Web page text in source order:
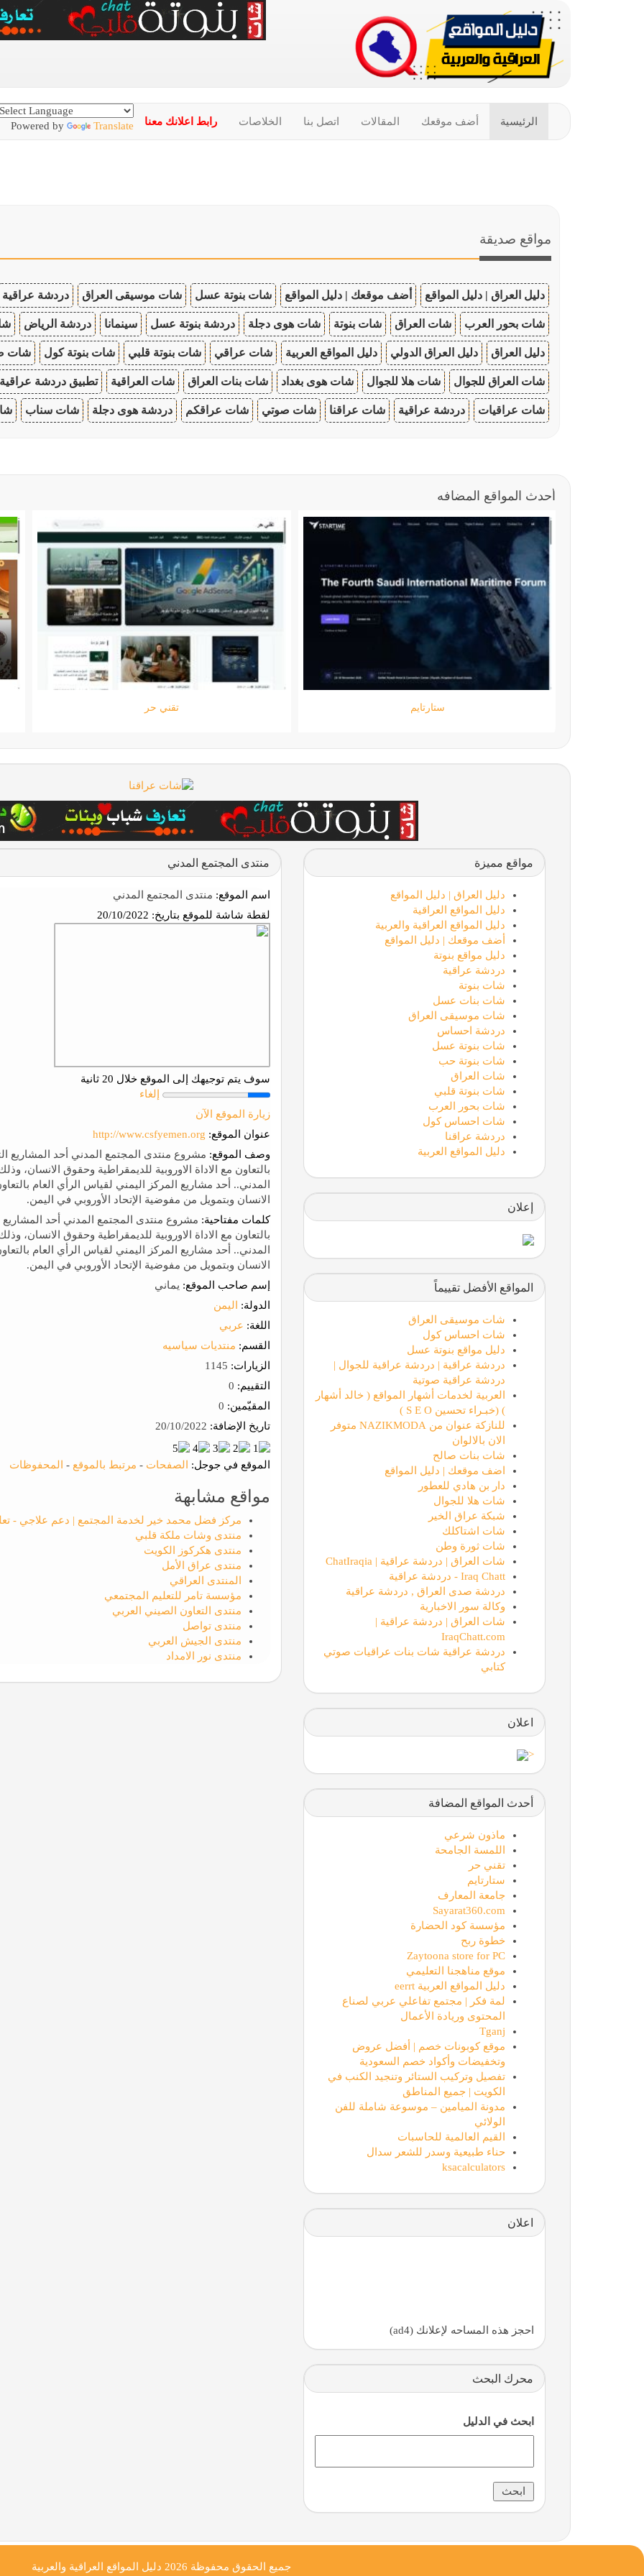
الرئيسية أضف موقعك المقالات اتصل بنا الخلاصات رابط اعلانك معنا Powered by Translate
مواقع صديقة
دليل العراق | دليل المواقع أضف موقعك | دليل المواقع شات بنوتة عسل شات موسيقى العراق دردشة عراقية
شات بحور العرب شات العراق شات بنوتة شات هوى دجلة دردشة بنوتة عسل سينمانا دردشة الرياض
دليل العراق دليل العراق الدولي دليل المواقع العربية شات عراقي شات بنوتة قلبي شات بنوتة كول شات
شات العراق للجوال شات هلا للجوال شات هوى بغداد شات بنات العراق شات العراقية تطبيق دردشة عراقية
شات عراقيات دردشة عراقية شات عراقنا شات صوتي شات عراقكم دردشة هوى دجلة شات سناب
أحدث المواقع المضافه
ستارتايم جامعة المعارف
منتدى المجتمع المدني
اسم الموقع: منتدى المجتمع المدني
لقطة شاشة للموقع بتاريخ:
سوف يتم توجيهك إلى الموقع خلال 20 ثانية
إلغاء
زيارة الموقع الآن
عنوان الموقع: http://www.csfyemen.org
وصف الموقع: مشروع منتدى المجتمع المدني أحد المشاريع
المدني.. أحد مشاريع المركز اليمني لقياس الرأي العام
الانسان وبتمويل من مفوضية الإتحاد الأوروبي في اليمن.
كلمات مفتاحية: مشروع منتدى المجتمع المدني أحد المشاريع
المدني.. أحد مشاريع المركز اليمني لقياس الرأي العام
الانسان وبتمويل من مفوضية الإتحاد الأوروبي في اليمن.
إسم صاحب الموقع: يماني
الدولة:
اليمن
اللغة: عربي
القسم: منتديات سياسيه
الزيارات:
التقييم:
المقيّمين:
تاريخ الإضافة:
الموقع في جوجل: الصفحات - مرتبط بالموقع - المحفوظات
مواقع مشابهة
مركز فضل محمد خير لخدمة المجتمع | دعم علاجي -
منتدى وشات ملكة قلبي
منتدى هكركوز الكويت
منتدى عراق الأمل
المنتدى العراقي
مؤسسة تامر للتعليم المجتمعي
منتدى التعاون الصيني العربي
منتدى تواصل
منتدى الجيش العربي
منتدى نور الامداد
مواقع مميزة
دليل العراق | دليل المواقع
دليل المواقع العراقية
دليل المواقع العراقية والعربية
أضف موقعك | دليل المواقع
دليل مواقع بنوتة
دردشة عراقية
شات بنوتة
شات بنات عسل
شات موسيقى العراق
دردشة احساس
شات بنوتة عسل
شات بنوتة حب
شات العراق
شات بنوتة قلبي
شات بحور العرب
شات احساس كول
دردشة عراقنا
دليل المواقع العربية
إعلان
المواقع الأفضل تقييماً
شات موسيقى العراق
شات احساس كول
دليل مواقع بنوتة عسل
دردشة عراقية | دردشة عراقية للجوال |
دردشة عراقية صوتية
العربية لخدمات أشهار المواقع ( خالد أشهار
) (خبـراء تحسين S E O )
للنازكة عنوان من NAZIKMODA متوفر
الان بالالوان
شات بنات صالح
اضف موقعك | دليل المواقع
دار بن هادي للعطور
شات هلا للجوال
شبكة عراق الخير
شات اشتاكلك
شات ثورة وطن
شات العراق | دردشة عراقية | ChatIraqia
Iraq Chatt - دردشة عراقية
دردشة صدى العراق , دردشة عراقية
وكالة سور الاخبارية
شات العراق | دردشة عراقية |
IraqChatt.com
دردشة عراقية شات بنات عراقيات صوتي
كتابي
اعلان
<
أحدث المواقع المضافة
ماذون شرعي
اللمسة الجامحة
تقني حر
ستارتايم
جامعة المعارف
Sayarat360.com
مؤسسة كود الحضارة
خطوة ربح
Zaytoona store for PC
موقع مناهجنا التعليمي
دليل المواقع العربية eerrt
لمة فكر | مجتمع تفاعلي عربي لصناع
المحتوى وريادة الأعمال
Tganj
موقع كوبونات خصم | أفضل عروض
وتخفيضات وأكواد خصم السعودية
تفصيل وتركيب الستائر وتنجيد الكنب في
الكويت | جميع المناطق
مدونة الميامين – موسوعة شاملة للفن
الولائي
القيم العالمية للحاسبات
حناء طبيعية وسدر للشعر سدال
ksacalculators
اعلان
احجز هذه المساحه لإعلانك (ad4)
محرك البحث
ابحث في الدليل
جميع الحقوق محفوظة 2026 دليل المواقع العراقية والعربية